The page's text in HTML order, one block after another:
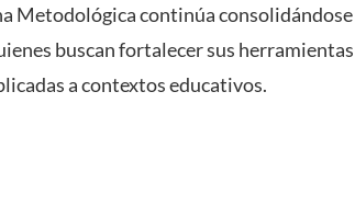
Metodológica continúa
buscan fortalecer sus
a contextos educativos.